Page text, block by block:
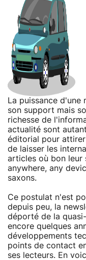
La puissance d'une
son support mais
richesse de
actualité sont
éditorial pour
de laisser les
articles où bon leur
anywhere, any
saxons.
Ce postulat n'est
depuis peu, la
déporté de la
encore quelques
développements
points de contact
ses lecteurs. En